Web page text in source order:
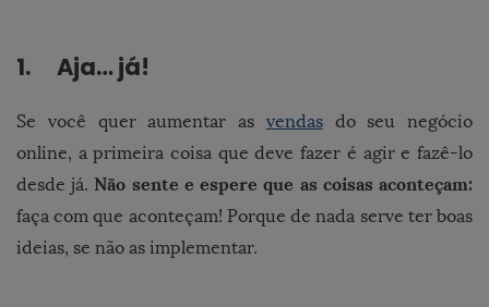
1. Aja… já!
Se você quer aumentar as vendasdo seu negócio
online, a primeira coisa que deve fazer é agir e fazê-lo
desde já. Não sente e espere que as coisas aconteçam:
faça com que aconteçam! Porque de nada serve ter boas
ideias, se não as implementar.